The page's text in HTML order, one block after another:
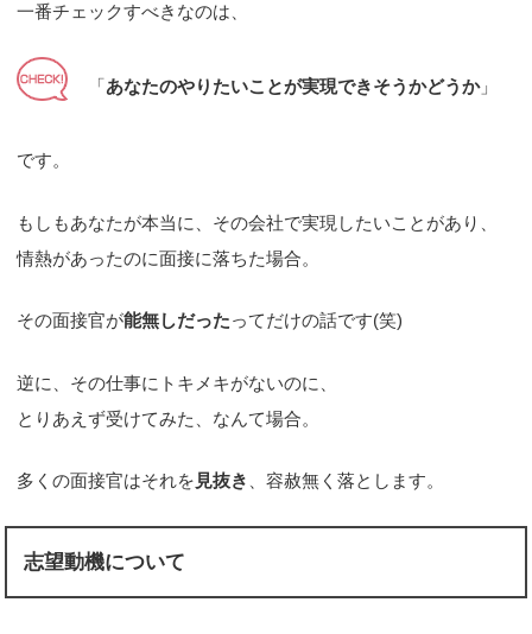
一番チェックすべきなのは、
「あなたのやりたいことが実現できそうかどうか」
です。
もしもあなたが本当に、その会社で実現したいことがあり、
情熱があったのに面接に落ちた場合。
その面接官が能無しだったってだけの話です(笑)
逆に、その仕事にトキメキがないのに、
とりあえず受けてみた、なんて場合。
多くの面接官はそれを 見抜き 、容赦無く落とします。
志望動機について